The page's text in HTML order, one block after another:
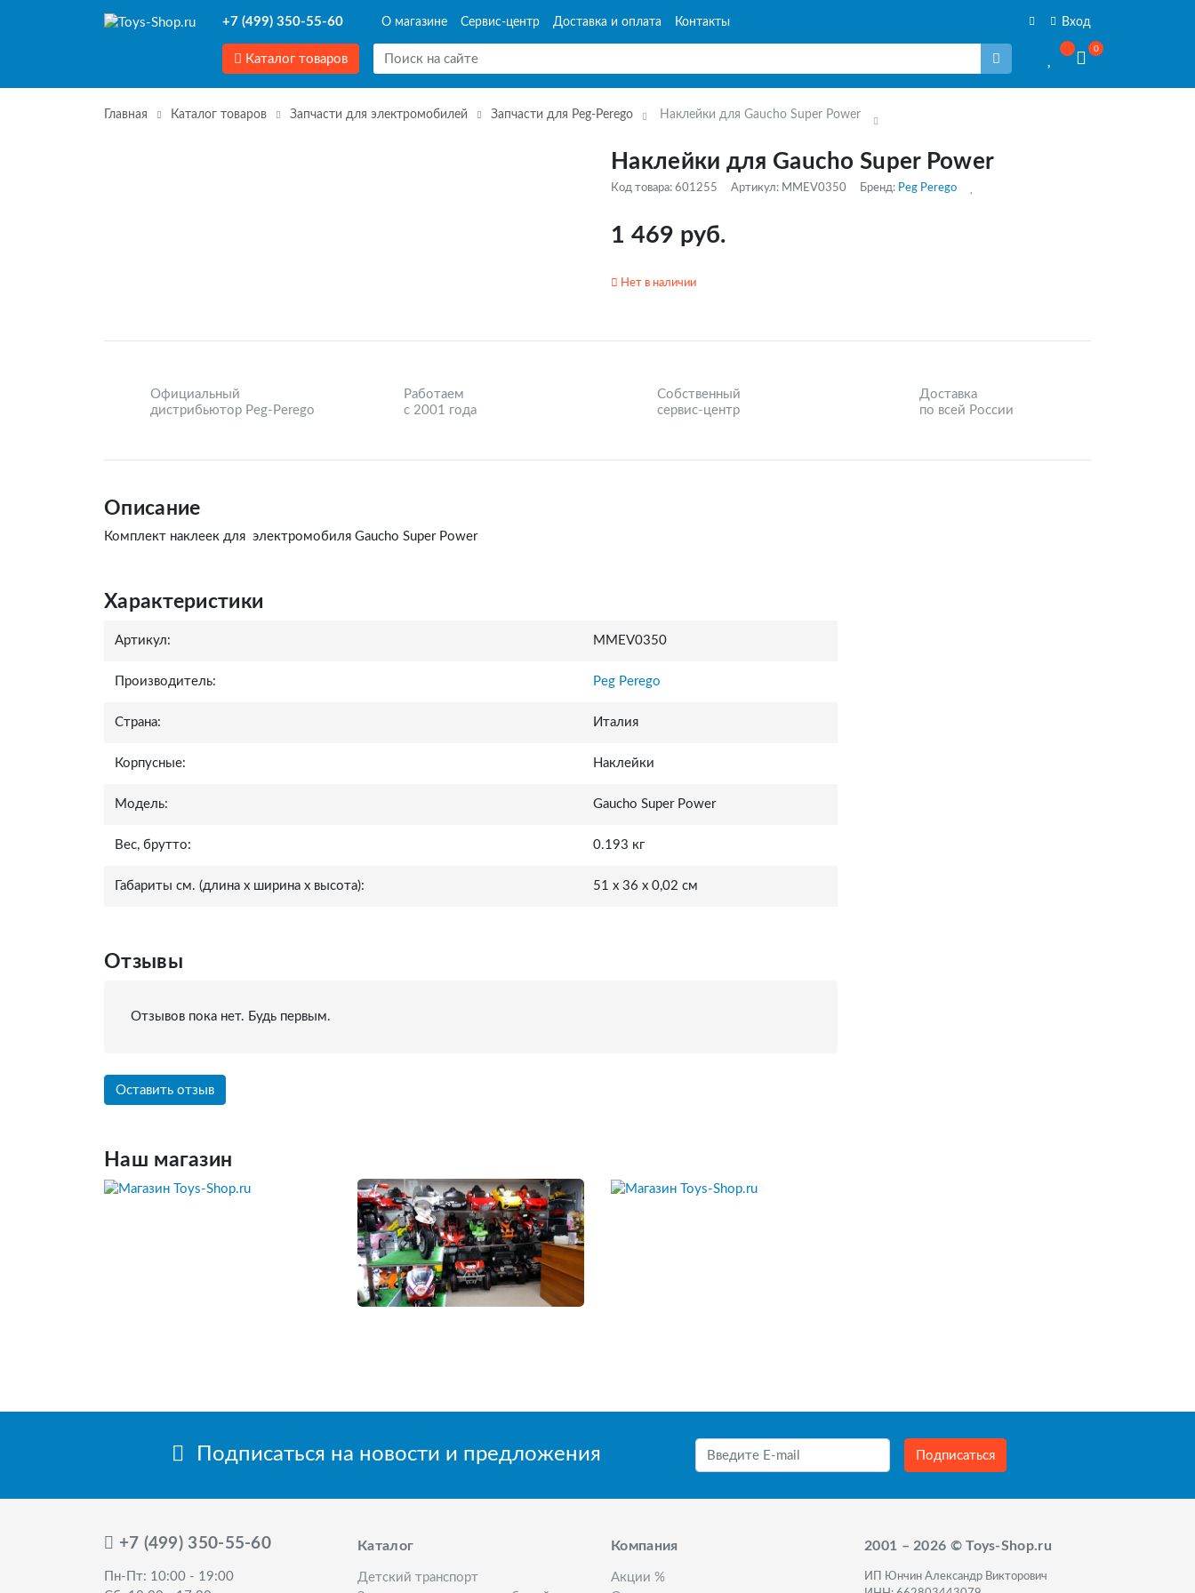
+7 (499) 350-55-60 О магазине Сервис-центр Доставка и оплата Контакты Вход
Каталог товаров
0
Главная Каталог товаров Запчасти для электромобилей Запчасти для Peg-Perego Наклейки для Gaucho Super Power
Наклейки для Gaucho Super Power
Код товара: 601255 Артикул: MMEV0350 Бренд: Peg Perego
1 469 руб.
Нет в наличии
Официальный
дистрибьютор Peg-Perego
Работаем
с 2001 года
Собственный
сервис-центр
Доставка
по всей России
Описание
Комплект наклеек для электромобиля Gaucho Super Power
Характеристики
Артикул: MMEV0350
Производитель: Peg Perego
Страна: Италия
Корпусные: Наклейки
Модель: Gaucho Super Power
Вес, брутто: 0.193 кг
Габариты см. (длина x ширина x высота): 51 x 36 x 0,02 см
Отзывы
Отзывов пока нет. Будь первым.
Оставить отзыв
Наш магазин
Подписаться на новости и предложения Подписаться
+7 (499) 350-55-60
Пн-Пт: 10:00 - 19:00
Каталог
Детский транспорт
Компания
Акции %
2001 – 2026 © Toys-Shop.ru
ИП Юнчин Александр Викторович